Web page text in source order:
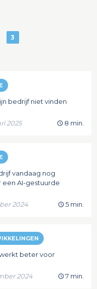
3
bedrijf niet vinden
2025
8 min.
vandaag nog
AI-gestuurde
2024
5 min.
werkt beter voor
2024
7 min.